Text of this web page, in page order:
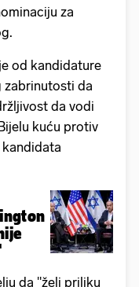
za
od kandidature
zabrinutosti da
da vodi
kuću protiv
da "želi priliku